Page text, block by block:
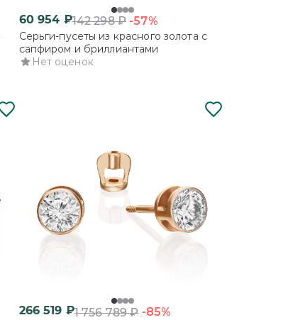
60 954 ₽142 298₽ -57%
Серьги-пусеты из красного золота с
сапфиром и бриллиантами
Нет оценок
266 519 ₽1 756 789₽ -85%